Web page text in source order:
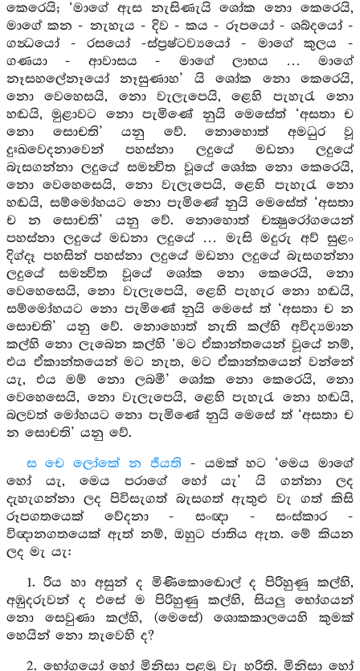
කෙරෙයි; ‘මාගේ ඇස නැසිණැයි ශෝක නො කෙරෙයි,
මාගේ කන - නැහැය - දිව - කය - රූපයෝ - ශබ්දයෝ -
ගන්‍ධයෝ - රසයෝ -ස්ප්‍රෂ්ටව්‍යයෝ - මාගේ කුලය -
ගණයා - ආවාසය - මාගේ ලාභය … මාගේ
නෑසහලේනෑයෝ නෑසුණාහ’ යි ශෝක නො කෙරෙයි,
නො වෙහෙසයි, නො වැලැපෙයි, ළෙහි පැහැරැ නො
හඬයි, මුළාවට නො පැමිණේ නුයි මෙසේත් ‘අසතා ච
නො සොචති’ යනු වේ. නොහොත් අමධුර වූ
දුඃඛවෙදනාවෙන් පහස්නා ලදුයේ මඩනා ලදුයේ
බැසගන්නා ලදුයේ සමන්‍විත වූයේ ශෝක නො කෙරෙයි,
නො වෙහෙසෙයි, නො වැලැපෙයි, ළෙහි පැහැරැ නො
හඬයි, සම්මෝහයට නො පැමිණේ නුයි මෙසේත් ‘අසතා
ච න සොචති’ යනු වේ. නොහොත් චක්‍ෂුරෝගයෙන්
පහස්නා ලදුයේ මඩනා ලදුයේ … මැසි මදුරු අව් සුළං
දිග්දෑ පහසින් පහස්නා ලදුයේ මඩනා ලදුයේ බැසගන්නා
ලදුයේ සමන්‍විත වූයේ ශෝක නො කෙරෙයි, නො
වෙහෙසෙයි, නො වැලැපෙයි, ළෙහි පැහැර නො හඬයි,
සම්මෝහයට නො පැමිණේ නුයි මෙසේ ත් ‘අසතා ච න
සොචති’ යනු වේ. නොහොත් නැති කල්හි අවිද්‍යමාන
කල්හි නො ලැබෙන කල්හි ‘මට ඒකාන්තයෙන් වූයේ නම්,
එය ඒකාන්තයෙන් මට නැත, මට ඒකාන්තයෙන් වන්නේ
යැ, එය මම් නො ලබමී’ ශෝක නො කෙරෙයි, නො
වෙහෙසෙයි, නො වැලැපෙයි, ළෙහි පැහැරැ නො හඬයි,
බලවත් මෝහයට නො පැමිණේ නුයි මෙසේ ත් ‘අසතා ච
න සොචති’ යනු වේ.
ස චෙ ලෝකේ න ජීයති - යමක් හට ‘මෙය මාගේ
හෝ යැ, මෙය පරාගේ හෝ යැ’ යි ගන්නා ලද
දැහැගන්නා ලද පිවිසැගත් බැසගත් ඇතුළු වැ ගත් කිසි
රූපගතයෙක් වේදනා - සංඥා - සංස්කාර -
විඥානගතයෙක් ඇත් නම්, ඔහුට ජාතිය ඇත. මේ කියන
ලද මැ යැ:
1. රිය හා අසුන් ද මිණිකොඬොල් ද පිරිහුණු කල්හි,
අඹුදරුවන් ද එසේ ම පිරිහුණු කල්හි, සියලු භෝගයන්
නො සෙවුණා කල්හි, (මෙසේ) ශොකකාලයෙහි කුමක්
හෙයින් නො තැවෙහි ද?
2. භෝගයෝ හෝ මිනිසා පළමු වැ හරිති. මිනිසා හෝ